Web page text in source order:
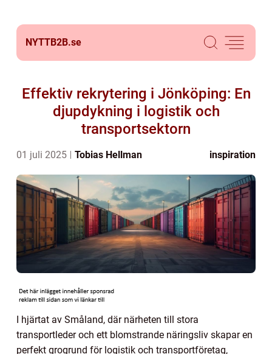
NYTTB2B.se
Effektiv rekrytering i Jönköping: En
djupdykning i logistik och
transportsektorn
01 juli 2025 Tobias Hellman inspiration
I hjärtat av Småland, där närheten till stora
transportleder och ett blomstrande näringsliv skapar en
perfekt grogrund för logistik och transportföretag,